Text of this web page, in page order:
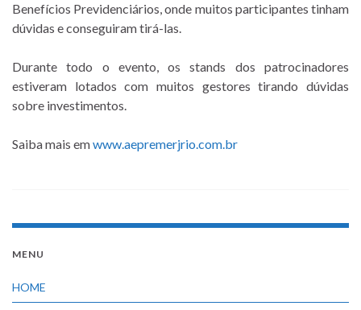
Benefícios Previdenciários, onde muitos participantes tinham
dúvidas e conseguiram tirá-las.
Durante todo o evento, os stands dos patrocinadores
estiveram lotados com muitos gestores tirando dúvidas
sobre investimentos.
Saiba mais emwww.aepremerjrio.com.br
MENU
HOME